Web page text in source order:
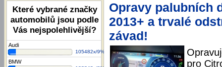
Které vybrané značky
automobilů jsou podle
Vás nejspolehlivější?
Audi
105482x/9%
BMW
Opravy palubních
2013+ a trvalé
závad!
pro